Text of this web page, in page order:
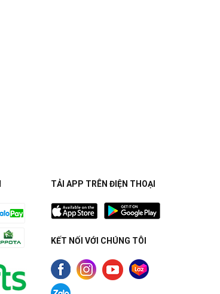
TẢI APP TRÊN ĐIỆN THOẠI
KẾT NỐI VỚI CHÚNG TÔI